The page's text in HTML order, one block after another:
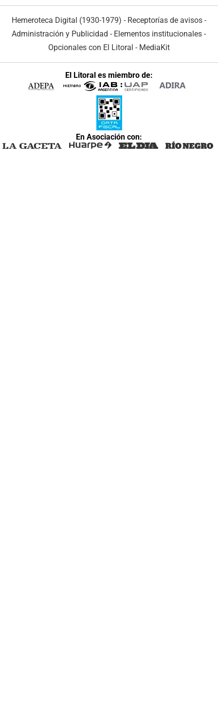
Hemeroteca Digital (1930-1979) - Receptorías de avisos -
Administración y Publicidad - Elementos institucionales -
Opcionales con El Litoral - MediaKit
El Litoral es miembro de:
En Asociación con: